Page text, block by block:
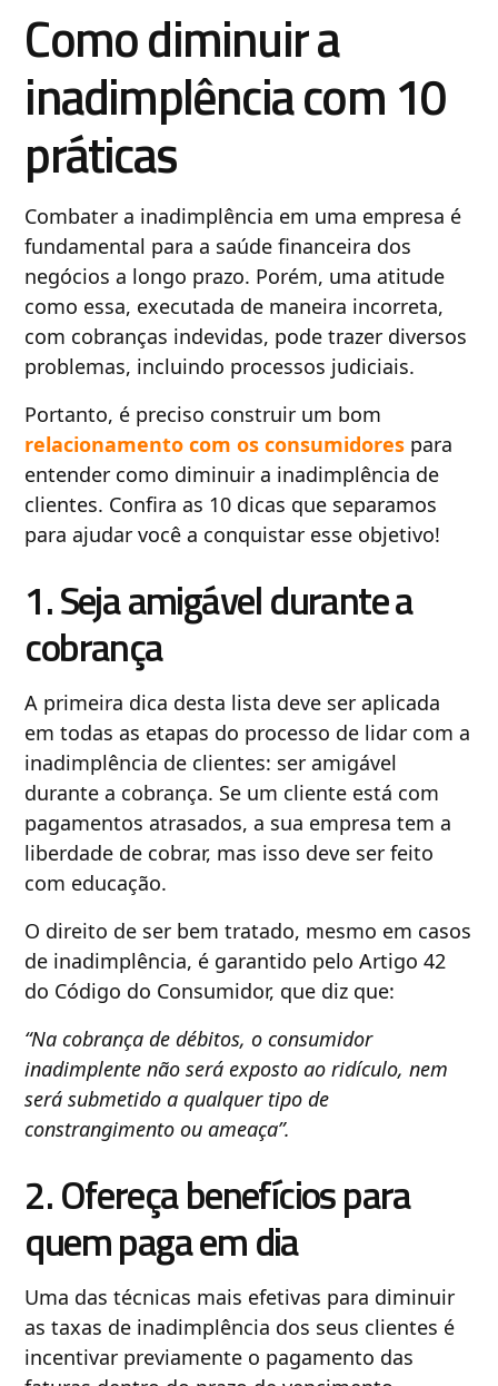
Como diminuir a
inadimplência com 10
práticas
Combater a inadimplência em uma empresa é
fundamental para a saúde financeira dos
negócios a longo prazo. Porém, uma atitude
como essa, executada de maneira incorreta,
com cobranças indevidas, pode trazer diversos
problemas, incluindo processos judiciais.
Portanto, é preciso construir um bom
relacionamento com os consumidores para
entender como diminuir a inadimplência de
clientes. Confira as 10 dicas que separamos
para ajudar você a conquistar esse objetivo!
1. Seja amigável durante a
cobrança
A primeira dica desta lista deve ser aplicada
em todas as etapas do processo de lidar com a
inadimplência de clientes: ser amigável
durante a cobrança. Se um cliente está com
pagamentos atrasados, a sua empresa tem a
liberdade de cobrar, mas isso deve ser feito
com educação.
O direito de ser bem tratado, mesmo em casos
de inadimplência, é garantido pelo Artigo 42
do Código do Consumidor, que diz que:
“Na cobrança de débitos, o consumidor
inadimplente não será exposto ao ridículo, nem
será submetido a qualquer tipo de
constrangimento ou ameaça”.
2. Ofereça benefícios para
quem paga em dia
Uma das técnicas mais efetivas para diminuir
as taxas de inadimplência dos seus clientes é
incentivar previamente o pagamento das